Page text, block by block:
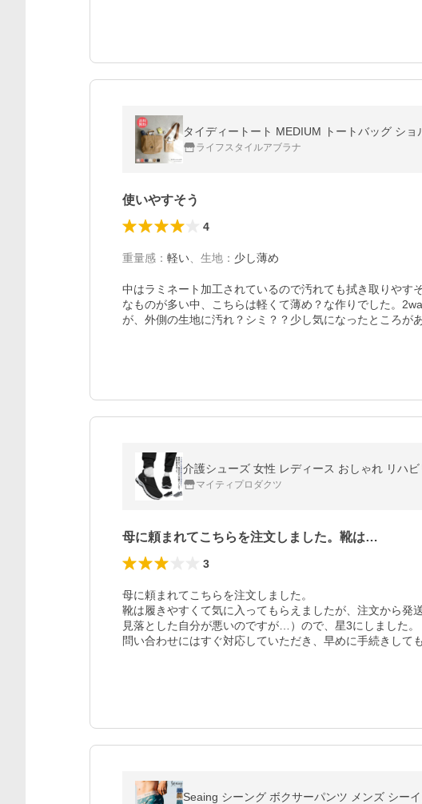
タイディートート MEDIUM トートバッグ シ
ライフスタイルアブラナ
使いやすそう
4
重量感 ： 軽い 生地 ： 少し薄め
中はラミネート加工されているので汚れても拭き取りやす
なものが多い中、こちらは軽くて薄め？な作りでした。
が、外側の生地に汚れ？シミ？？少し気になったところが
介護シューズ 女性 レディース おしゃれ リハ
マイティプロダクツ
母に頼まれてこちらを注文しました。靴は…
3
母に頼まれてこちらを注文しました。
靴は履きやすくて気に入ってもらえましたが、注文から発
見落とした自分が悪いのですが…）ので、星3にしました。
問い合わせにはすぐ対応していただき、早めに手続きして
Seaing シーング ボクサーパンツ メンズ シー